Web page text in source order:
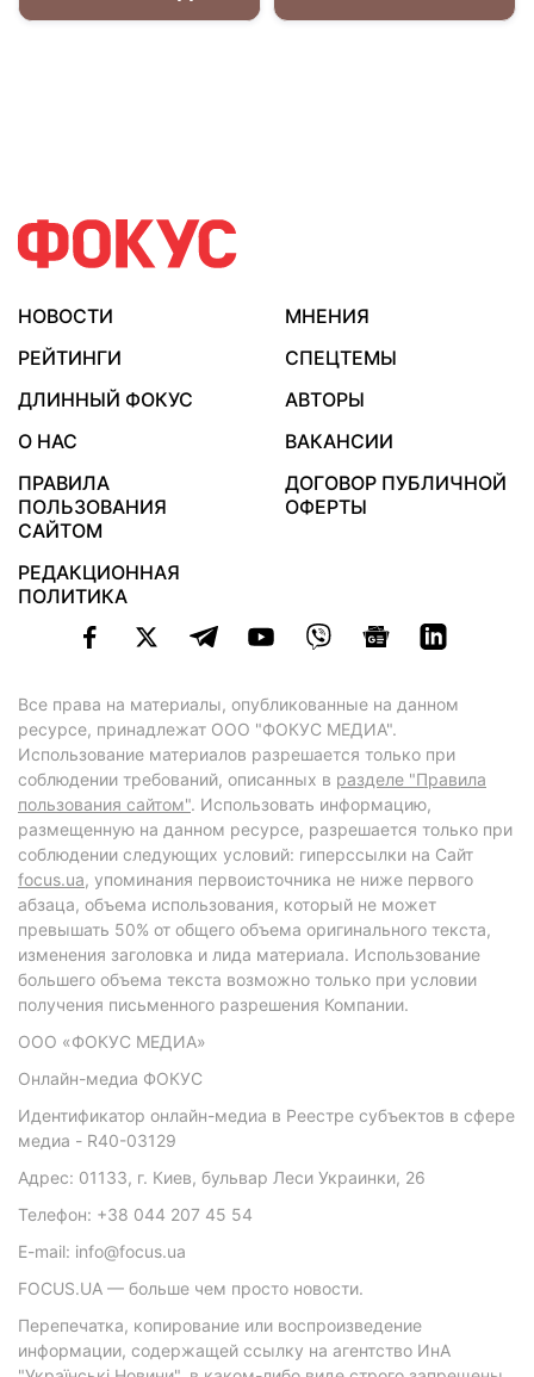
НОВОСТИ
МНЕНИЯ
РЕЙТИНГИ
СПЕЦТЕМЫ
ДЛИННЫЙ ФОКУС
АВТОРЫ
О НАС
ВАКАНСИИ
ПРАВИЛА
ПОЛЬЗОВАНИЯ
САЙТОМ
ДОГОВОР ПУБЛИЧНОЙ
ОФЕРТЫ
РЕДАКЦИОННАЯ
ПОЛИТИКА
Все права на материалы, опубликованные на данном
ресурсе, принадлежат ООО "ФОКУС МЕДИА".
Использование материалов разрешается только при
соблюдении требований, описанных в разделе "Правила
пользования сайтом". Использовать информацию,
размещенную на данном ресурсе, разрешается только при
соблюдении следующих условий: гиперссылки на Сайт
focus.ua, упоминания первоисточника не ниже первого
абзаца, объема использования, который не может
превышать 50% от общего объема оригинального текста,
изменения заголовка и лида материала. Использование
большего объема текста возможно только при условии
получения письменного разрешения Компании.
ООО «ФОКУС МЕДИА»
Онлайн-медиа ФОКУС
Идентификатор онлайн-медиа в Реестре субъектов в сфере
медиа - R40-03129
Адрес: 01133, г. Киев, бульвар Леси Украинки, 26
Телефон: +38 044 207 45 54
E-mail: info@focus.ua
FOCUS.UA — больше чем просто новости.
Перепечатка, копирование или воспроизведение
информации, содержащей ссылку на агентство ИнА